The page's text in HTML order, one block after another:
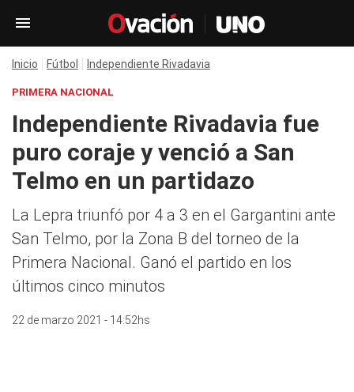
Inicio Fútbol Independiente Rivadavia
PRIMERA NACIONAL
Independiente Rivadavia fue
puro coraje y venció a San
Telmo en un partidazo
La Lepra triunfó por 4 a 3 en el Gargantini ante
San Telmo, por la Zona B del torneo de la
Primera Nacional. Ganó el partido en los
últimos cinco minutos
22 de marzo 2021 - 14:52hs